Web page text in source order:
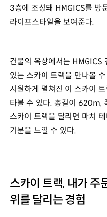
3층에 조성돼 HMGICS를 방
라이프스타일을 보여준다.
건물의 옥상에서는 HMGICS
있는 스카이 트랙을 만나볼
시원하게 펼쳐진 이 스카이
타볼 수 있다. 총길이 620m,
스카이 트랙을 달리면 마치
기분을 느낄 수 있다.
스카이 트랙, 내가 주
위를 달리는 경험